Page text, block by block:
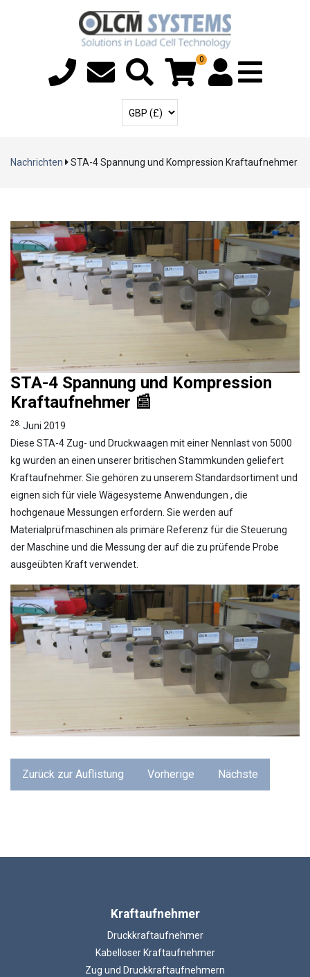
0
Benutzerkonto
Menü
Währung auswählen
Nachrichten STA-4 Spannung und Kompression Kraftaufnehmer
STA-4 Spannung und Kompression
Kraftaufnehmer 📰
28. Juni 2019
Diese STA-4 Zug- und Druckwaagen mit einer Nennlast von 5000
kg wurden an einen unserer britischen Stammkunden geliefert
Kraftaufnehmer. Sie gehören zu unserem Standardsortiment und
eignen sich für viele Wägesysteme Anwendungen , die
hochgenaue Messungen erfordern. Sie werden auf
Materialprüfmaschinen als primäre Referenz für die Steuerung
der Maschine und die Messung der auf die zu prüfende Probe
ausgeübten Kraft verwendet.
Zurück zur Auflistung Vorherige Nächste
Kraftaufnehmer
Druckkraftaufnehmer
Kabelloser Kraftaufnehmer
Zug und Druckkraftaufnehmern